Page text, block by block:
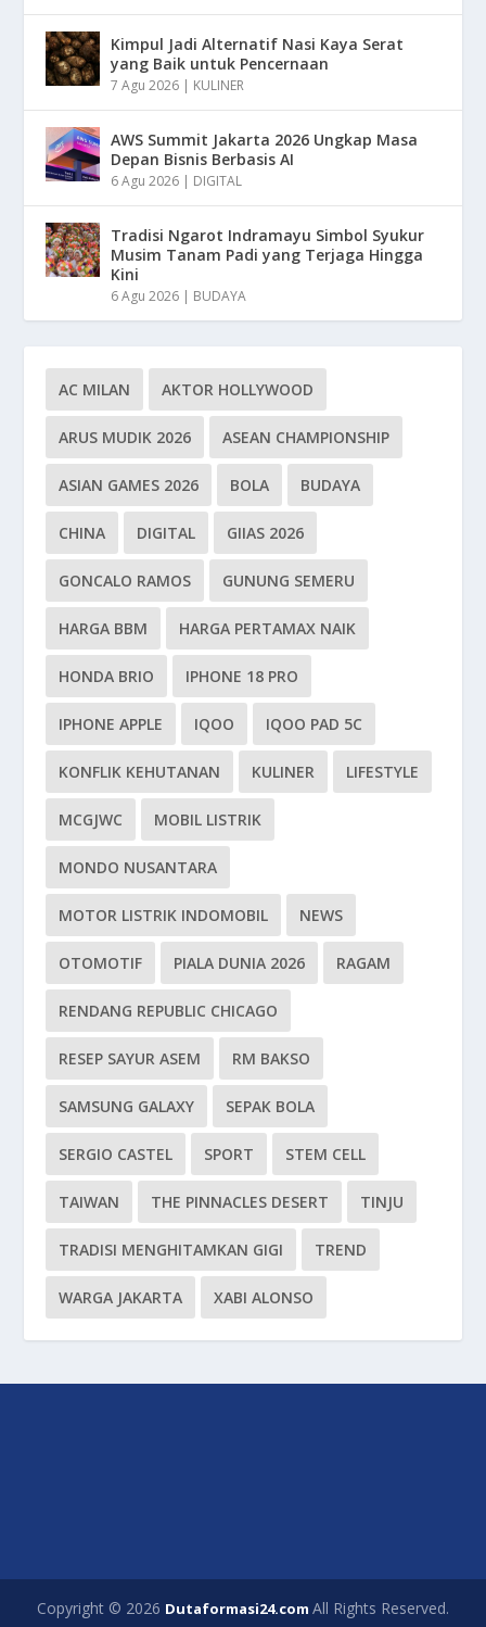
Kimpul Jadi Alternatif Nasi Kaya Serat
yang Baik untuk Pencernaan
7 Agu 2026 | KULINER
AWS Summit Jakarta 2026 Ungkap Masa
Depan Bisnis Berbasis AI
6 Agu 2026 | DIGITAL
Tradisi Ngarot Indramayu Simbol Syukur
Musim Tanam Padi yang Terjaga Hingga
Kini
6 Agu 2026 | BUDAYA
AC MILAN AKTOR HOLLYWOOD
ARUS MUDIK 2026 ASEAN CHAMPIONSHIP
ASIAN GAMES 2026 BOLA BUDAYA
CHINA DIGITAL GIIAS 2026
GONCALO RAMOS GUNUNG SEMERU
HARGA BBM HARGA PERTAMAX NAIK
HONDA BRIO IPHONE 18 PRO
IPHONE APPLE IQOO IQOO PAD 5C
KONFLIK KEHUTANAN KULINER LIFESTYLE
MCGJWC MOBIL LISTRIK
MONDO NUSANTARA
MOTOR LISTRIK INDOMOBIL NEWS
OTOMOTIF PIALA DUNIA 2026 RAGAM
RENDANG REPUBLIC CHICAGO
RESEP SAYUR ASEM RM BAKSO
SAMSUNG GALAXY SEPAK BOLA
SERGIO CASTEL SPORT STEM CELL
TAIWAN THE PINNACLES DESERT TINJU
TRADISI MENGHITAMKAN GIGI TREND
WARGA JAKARTA XABI ALONSO
Copyright © 2026 Dutaformasi24.com All Rights Reserved.